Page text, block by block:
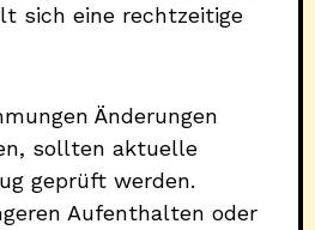
sich eine rechtzeitige
Änderungen
sollten aktuelle
geprüft werden.
Aufenthalten oder